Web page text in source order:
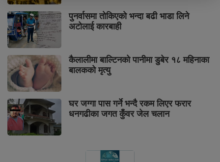
पुनर्वासमा तोकिएको भन्दा बढी भाडा लिने
अटोलाई कारबाही
कैलालीमा बाल्टिनको पानीमा डुबेर १८ महिनाका
बालकको मृत्यु
घर जग्गा पास गर्ने भन्दै रकम लिएर फरार
धनगढीका जगत कुँवर जेल चलान